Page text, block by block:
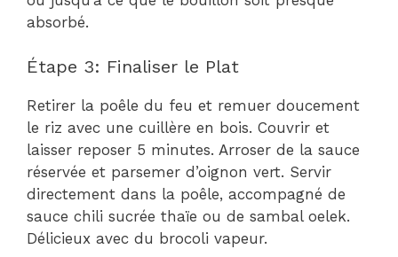
absorbé.
Étape 3: Finaliser le Plat
Retirer la poêle du feu et remuer doucement
le riz avec une cuillère en bois. Couvrir et
laisser reposer 5 minutes. Arroser de la sauce
réservée et parsemer d’oignon vert. Servir
directement dans la poêle, accompagné de
sauce chili sucrée thaïe ou de sambal oelek.
Délicieux avec du brocoli vapeur.